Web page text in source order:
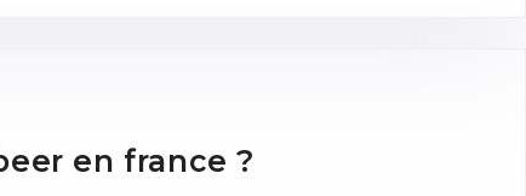
en france ?